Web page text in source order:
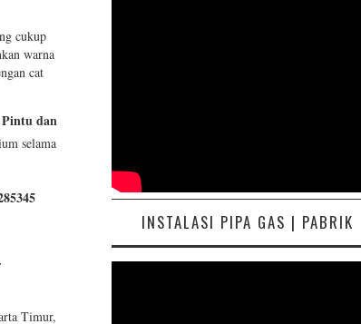
cukup
warna
cat
Pintu dan
selama
Timur,
INSTALASI PIPA GAS | PABRIK